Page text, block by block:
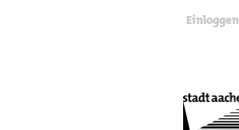
Einloggen